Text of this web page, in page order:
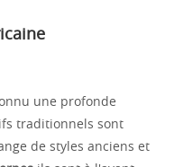
une profonde
traditionnels sont
de styles anciens et